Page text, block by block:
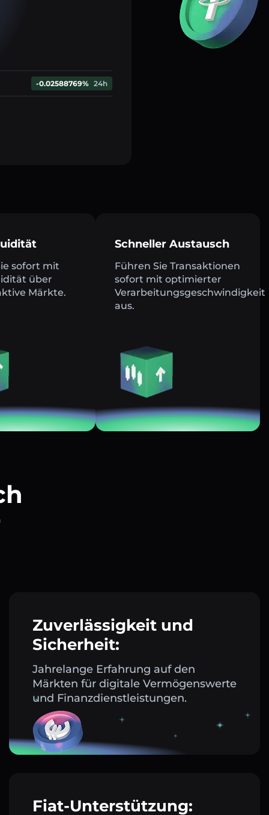
-0.02588769% 24h
sofort mit
über
Märkte.
Schneller Austausch
Führen Sie Transaktionen
sofort mit optimierter
Verarbeitungsgeschwindigkeit
aus.
Zuverlässigkeit und
Sicherheit:
Jahrelange Erfahrung auf den
Märkten für digitale Vermögenswerte
und Finanzdienstleistungen.
Fiat-Unterstützung: